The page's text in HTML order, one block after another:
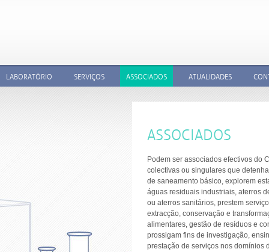
LABORATÓRIO SERVIÇOS ASSOCIADOS ATUALIDADES
ASSOCIADOS
Podem ser associados efectivos do
colectivas ou singulares que
de saneamento básico, explorem
águas residuais industriais, aterros
ou aterros sanitários, prestem
extracção, conservação e
alimentares, gestão de resíduos e
prossigam fins de investigação,
prestação de serviços nos domínios